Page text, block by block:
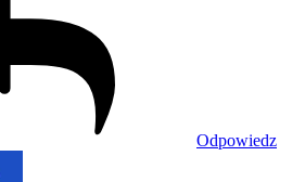
Odpowiedz